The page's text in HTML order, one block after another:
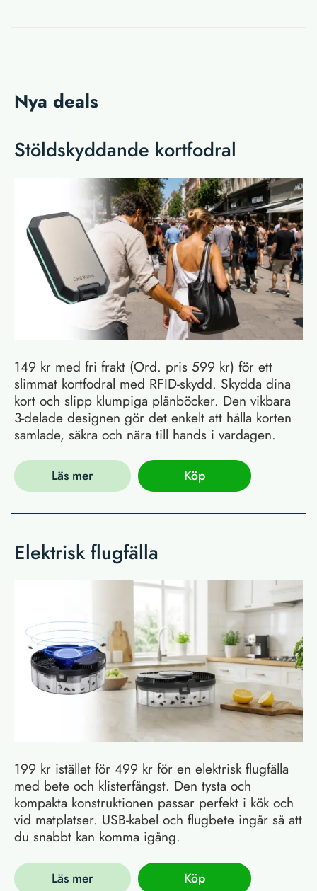
Nya deals
Stöldskyddande kortfodral
149 kr med fri frakt (Ord. pris 599 kr) för ett
slimmat kortfodral med RFID-skydd. Skydda dina
kort och slipp klumpiga plånböcker. Den vikbara
3-delade designen gör det enkelt att hålla korten
samlade, säkra och nära till hands i vardagen.
Läs mer Köp
Elektrisk flugfälla
199 kr istället för 499 kr för en elektrisk flugfälla
med bete och klisterfångst. Den tysta och
kompakta konstruktionen passar perfekt i kök och
vid matplatser. USB-kabel och flugbete ingår så att
du snabbt kan komma igång.
Läs mer Köp